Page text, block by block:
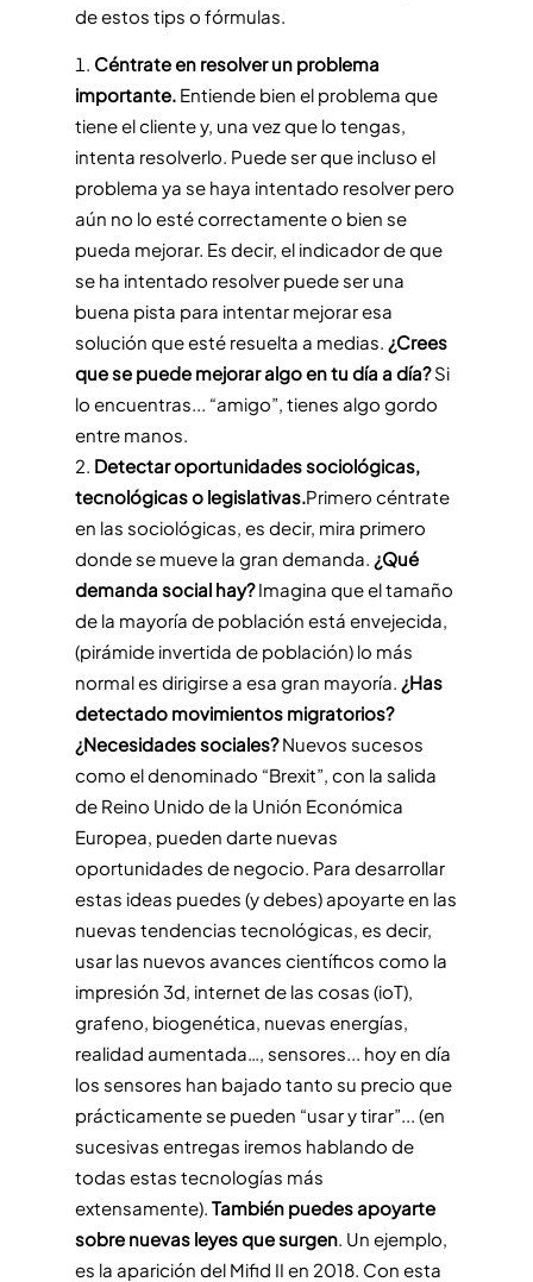
de estos tips o fórmulas.
Céntrate en resolver un problema
importante.Entiende bien el problema que
tiene el cliente y, una vez que lo tengas,
intenta resolverlo. Puede ser que incluso el
problema ya se haya intentado resolver pero
aún no lo esté correctamente o bien se
pueda mejorar. Es decir, el indicador de que
se ha intentado resolver puede ser una
buena pista para intentar mejorar esa
solución que esté resuelta a medias. ¿Crees
que se puede mejorar algo en tu día a día?Si
lo encuentras... “amigo”, tienes algo gordo
entre manos.
Detectar oportunidades sociológicas,
tecnológicas o legislativas.Primero céntrate
en las sociológicas, es decir, mira primero
donde se mueve la gran demanda. ¿Qué
demanda social hay?Imagina que el tamaño
de la mayoría de población está envejecida,
(pirámide invertida de población) lo más
normal es dirigirse a esa gran mayoría. ¿Has
detectado movimientos migratorios?
¿Necesidades sociales?Nuevos sucesos
como el denominado “Brexit”, con la salida
de Reino Unido de la Unión Económica
Europea, pueden darte nuevas
oportunidades de negocio. Para desarrollar
estas ideas puedes (y debes) apoyarte en las
nuevas tendencias tecnológicas, es decir,
usar las nuevos avances científicos como la
impresión 3d, internet de las cosas (ioT),
grafeno, biogenética, nuevas energías,
realidad aumentada…, sensores... hoy en día
los sensores han bajado tanto su precio que
prácticamente se pueden “usar y tirar”... (en
sucesivas entregas iremos hablando de
todas estas tecnologías más
extensamente). También puedes apoyarte
sobre nuevas leyes que surgen. Un ejemplo,
es la aparición del Mifid II en 2018. Con esta